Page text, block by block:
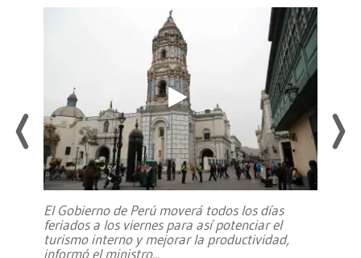
El Gobierno de Perú moverá todos los días
feriados a los viernes para así potenciar el
turismo interno y mejorar la productividad,
informó el ministro...